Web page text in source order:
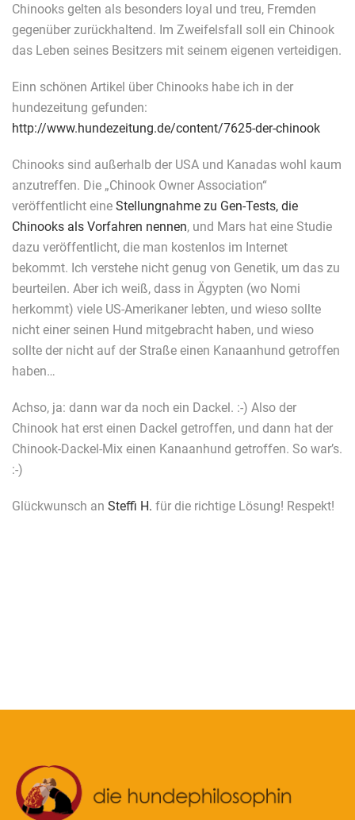
Chinooks gelten als besonders loyal und treu, Fremden
gegenüber zurückhaltend. Im Zweifelsfall soll ein Chinook
das Leben seines Besitzers mit seinem eigenen verteidigen.
Einn schönen Artikel über Chinooks habe ich in der
hundezeitung gefunden:
http://www.hundezeitung.de/content/7625-der-chinook
Chinooks sind außerhalb der USA und Kanadas wohl kaum
anzutreffen. Die „Chinook Owner Association“
veröffentlicht eine Stellungnahme zu Gen-Tests, die
Chinooks als Vorfahren nennen, und Mars hat eine Studie
dazu veröffentlicht, die man kostenlos im Internet
bekommt. Ich verstehe nicht genug von Genetik, um das zu
beurteilen. Aber ich weiß, dass in Ägypten (wo Nomi
herkommt) viele US-Amerikaner lebten, und wieso sollte
nicht einer seinen Hund mitgebracht haben, und wieso
sollte der nicht auf der Straße einen Kanaanhund getroffen
haben…
Achso, ja: dann war da noch ein Dackel. :-) Also der
Chinook hat erst einen Dackel getroffen, und dann hat der
Chinook-Dackel-Mix einen Kanaanhund getroffen. So war’s.
:-)
Glückwunsch an Steffi H. für die richtige Lösung! Respekt!